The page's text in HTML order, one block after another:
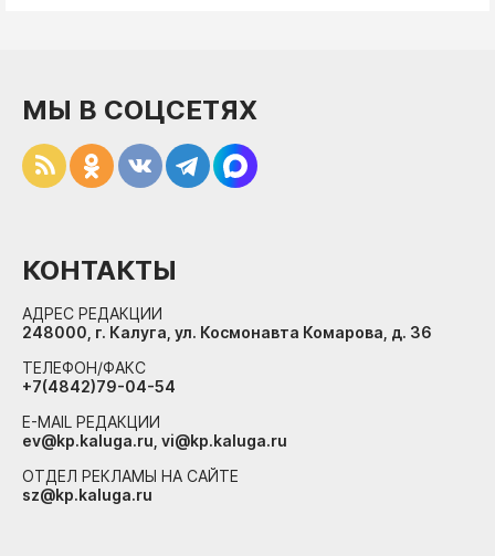
МЫ В СОЦСЕТЯХ
КОНТАКТЫ
АДРЕС РЕДАКЦИИ
248000, г. Калуга, ул. Космонавта Комарова, д. 36
ТЕЛЕФОН/ФАКС
+7(4842)79-04-54
E-MAIL РЕДАКЦИИ
ev@kp.kaluga.ru, vi@kp.kaluga.ru
ОТДЕЛ РЕКЛАМЫ НА САЙТЕ
sz@kp.kaluga.ru